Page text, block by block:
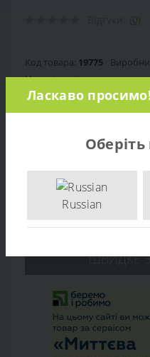
(0)
Код товара: 19775
Наявність:Є в наявності
Ціна: 650 грн.
+
ДО
ШВИДКЕ
Ласкаво просимо!
Russian